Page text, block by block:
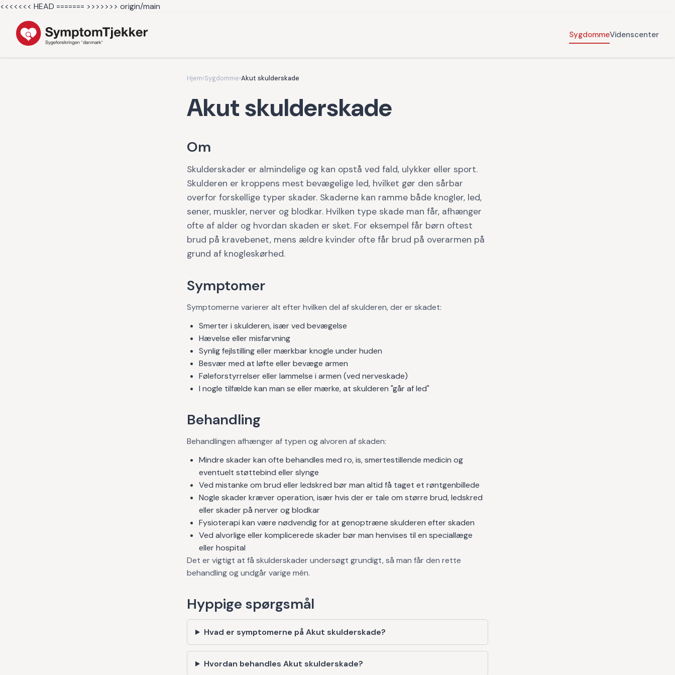
<<<<<<< HEAD ======= >>>>>>> origin/main
SygdommeVidenscenter
Hjem›Sygdomme›Akut skulderskade
Akut skulderskade
Om
Skulderskader er almindelige og kan opstå ved fald, ulykker eller sport.
Skulderen er kroppens mest bevægelige led, hvilket gør den sårbar
overfor forskellige typer skader. Skaderne kan ramme både knogler, led,
sener, muskler, nerver og blodkar. Hvilken type skade man får, afhænger
ofte af alder og hvordan skaden er sket. For eksempel får børn oftest
brud på kravebenet, mens ældre kvinder ofte får brud på overarmen på
grund af knogleskørhed.
Symptomer
Symptomerne varierer alt efter hvilken del af skulderen, der er skadet:
Smerter i skulderen, især ved bevægelse
Hævelse eller misfarvning
Synlig fejlstilling eller mærkbar knogle under huden
Besvær med at løfte eller bevæge armen
Føleforstyrrelser eller lammelse i armen (ved nerveskade)
I nogle tilfælde kan man se eller mærke, at skulderen "går af led"
Behandling
Behandlingen afhænger af typen og alvoren af skaden:
Mindre skader kan ofte behandles med ro, is, smertestillende medicin og
eventuelt støttebind eller slynge
Ved mistanke om brud eller ledskred bør man altid få taget et røntgenbillede
Nogle skader kræver operation, især hvis der er tale om større brud, ledskred
eller skader på nerver og blodkar
Fysioterapi kan være nødvendig for at genoptræne skulderen efter skaden
Ved alvorlige eller komplicerede skader bør man henvises til en speciallæge
eller hospital
Det er vigtigt at få skulderskader undersøgt grundigt, så man får den rette
behandling og undgår varige mén.
Hyppige spørgsmål
Hvad er symptomerne på Akut skulderskade?
Hvordan behandles Akut skulderskade?